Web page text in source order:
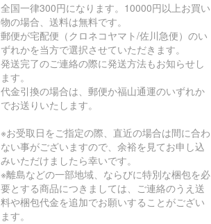
全国一律300円になります。10000円以上お買い
物の場合、送料は無料です。
郵便が宅配便（クロネコヤマト/佐川急便）のい
ずれかを当方で選択させていただきます。
発送完了のご連絡の際に発送方法もお知らせし
ます。
代金引換の場合は、郵便か福山通運のいずれか
でお送りいたします。
※お受取日をご指定の際、直近の場合は間に合わ
ない事がございますので、余裕を見てお申し込
みいただけましたら幸いです。
※離島などの一部地域、ならびに特別な梱包を必
要とする商品につきましては、ご連絡のうえ送
料や梱包代金を追加でお願いすることがござい
ます。